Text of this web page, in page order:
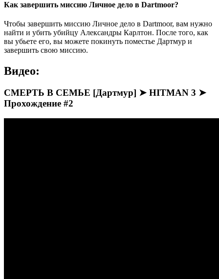
Как завершить миссию Личное дело в Dartmoor?
Чтобы завершить миссию Личное дело в Dartmoor, вам нужно
найти и убить убийцу Александры Карлтон. После того, как
вы убьете его, вы можете покинуть поместье Дартмур и
завершить свою миссию.
Видео:
СМЕРТЬ В СЕМЬЕ [Дартмур] ➤ HITMAN 3 ➤
Прохождение #2